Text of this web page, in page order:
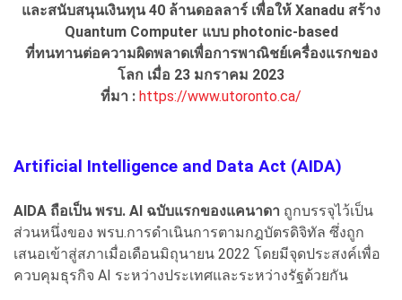
และสนับสนุนเงินทุน 40 ล้านดอลลาร์ เพื่อให้ Xanadu สร้าง
Quantum Computer แบบ photonic-based
ที่ทนทานต่อความผิดพลาดเพื่อการพาณิชย์เครื่องแรกของ
โลก เมื่อ 23 มกราคม 2023
ที่มา : https://www.utoronto.ca/
Artificial Intelligence and Data Act (AIDA)
AIDA ถือเป็น พรบ. AI ฉบับแรกของแคนาดา ถูกบรรจุไว้เป็น
ส่วนหนึ่งของ พรบ.การดำเนินการตามกฎบัตรดิจิทัล ซึ่งถูก
เสนอเข้าสู่สภาเมื่อเดือนมิถุนายน 2022 โดยมีจุดประสงค์เพื่อ
ควบคุมธุรกิจ AI ระหว่างประเทศและระหว่างรัฐด้วยกัน